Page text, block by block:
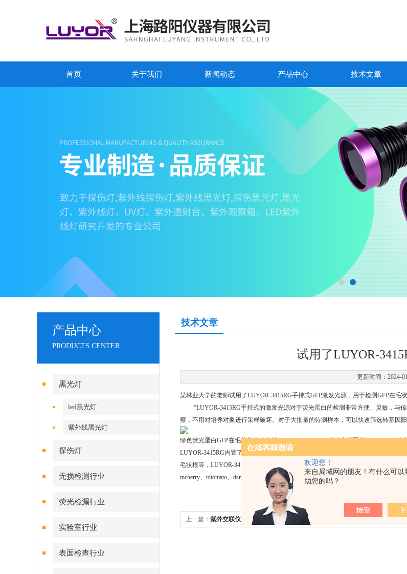
欢迎您！
来自局域网的朋友！有什么可以
助您的吗？
首页 关于我们 新闻动态 产品中心 技术文章
产品中心
PRODUCTS CENTER
黑光灯
led黑光灯
紫外线黑光灯
探伤灯
无损检测行业
荧光检漏行业
实验室行业
表面检查行业
技术文章
试用了LUYOR-
更新时间：2024-
某林业大学的老师试用了LUYOR-3415RG手持式GFP激发光源，用于检测GFP在毛
“LUYOR-3415RG手持式的激发光源对于荧光蛋白的检测非常方便、灵敏，与
察，不用对培养对象进行采样破坏。对于大批量的待测样本，可以快速筛选转基因
绿色荧光蛋白GFP在毛状根上的表达（LUYOR-3415RG激发光源照射，LUV-30A荧
LUYOR-3415RG内置了GFP和RFP两种荧光蛋白的激发模组，能够观察绿色荧光
毛状根等，LUYOR-3415RG便携式激发光源都能激发荧光蛋白发出荧光，快速筛选
mcherry、tdtomato、dsred、mscarlet、mcitrine、mturquoise2
上一篇： 紫外交联仪是什么 下一篇：激发光源